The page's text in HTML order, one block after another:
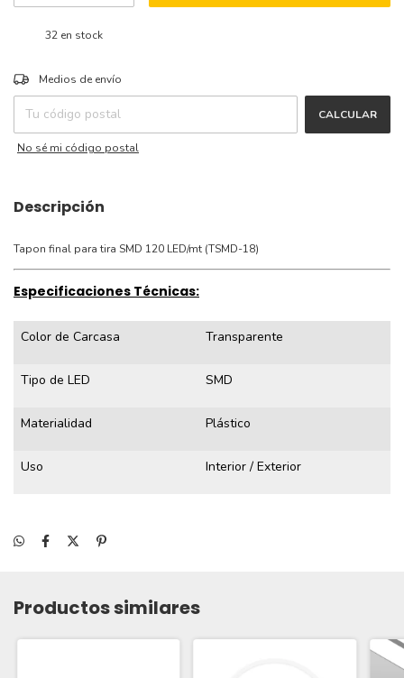
32 en stock
Entregas para el CP:
Medios de envío
CALCULAR
No sé mi código postal
Descripción
Tapon final para tira SMD 120 LED/mt (TSMD-18)
Especificaciones Técnicas:
Color de Carcasa Transparente
Tipo de LED SMD
Materialidad Plástico
Uso Interior / Exterior
Productos similares